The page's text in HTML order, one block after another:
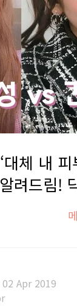
대체 내
려드림!
Apr 2019